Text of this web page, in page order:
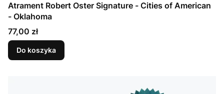
Atrament Robert Oster Signature - Cities of American
- Oklahoma
Cena
77,00 zł
Do koszyka